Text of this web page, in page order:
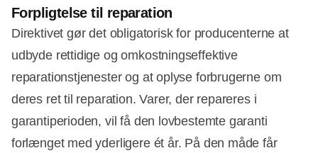
Forpligtelse til reparation
Direktivet gør det obligatorisk for producenterne at
udbyde rettidige og omkostningseffektive
reparationstjenester og at oplyse forbrugerne om
deres ret til reparation. Varer, der repareres i
garantiperioden, vil få den lovbestemte garanti
forlænget med yderligere ét år. På den måde får